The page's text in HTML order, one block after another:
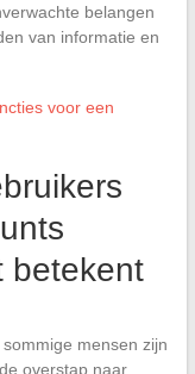
belangen
van informatie en
voor een
betekent
mensen zijn
de overstap naar